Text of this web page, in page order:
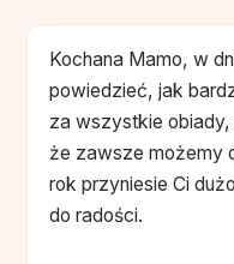
Kochana Mamo, w
powiedzieć, jak
za wszystkie
że zawsze możemy
rok przyniesie Ci
do radości.